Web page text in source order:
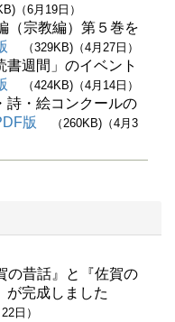
（6月19日）
（宗教編）第５巻を
（329KB)（4月27日）
書週間」のイベント
（424KB)（4月14日）
詩・絵コンクールの
版
（260KB)（4月3
の昔話』と『佐賀の
が完成しました
日）